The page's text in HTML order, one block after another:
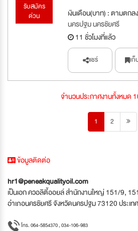
รับสมัคร
ด่วน
เงินเดือน(บาท) : ตามตกลง
นครปฐม นครชัยศรี
11 ชั่วโมงที่แล้ว
แชร์ เ
จำนวนประกาศงานทั้งหมด
1 2
ข้อมูลติดต่อ
hr1@peneakqualityoil.com
เป็นเอก ควอลิตี้ออยล์ สำนักงานใหญ่ 151/9,
อำเภอนครชัยศรี จังหวัดนครปฐม 73120 ประเท
โทร. 064-5854370 , 034-106-983